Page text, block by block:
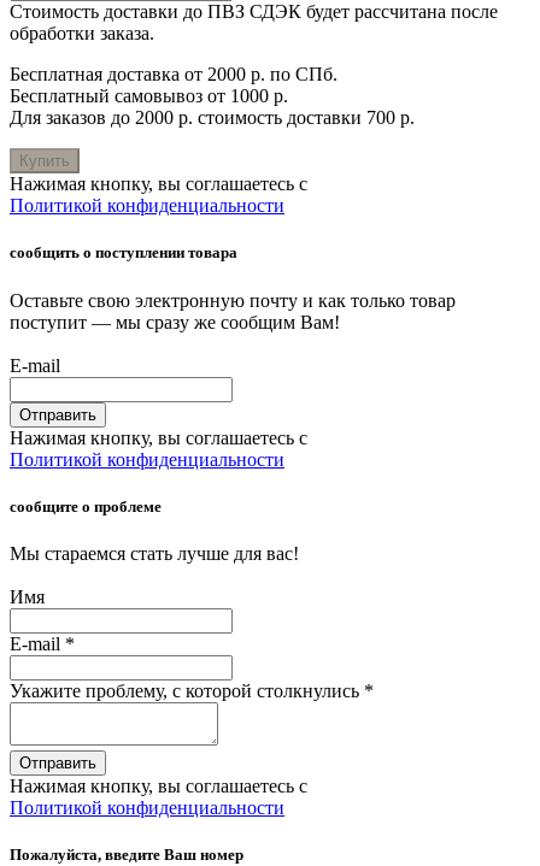
Стоимость доставки до ПВЗ СДЭК будет рассчитана после
обработки заказа.
Бесплатная доставка от 2000 р. по СПб.
Бесплатный самовывоз от 1000 р.
Для заказов до 2000 р. стоимость доставки 700 р.
Купить
Нажимая кнопку, вы соглашаетесь с
Политикой конфиденциальности
сообщить о поступлении товара
Оставьте свою электронную почту и как только товар
поступит — мы сразу же сообщим Вам!
E-mail
Отправить
Нажимая кнопку, вы соглашаетесь с
Политикой конфиденциальности
сообщите о проблеме
Мы стараемся стать лучше для вас!
Имя
E-mail *
Укажите проблему, с которой столкнулись *
Отправить
Нажимая кнопку, вы соглашаетесь с
Политикой конфиденциальности
Пожалуйста, введите Ваш номер